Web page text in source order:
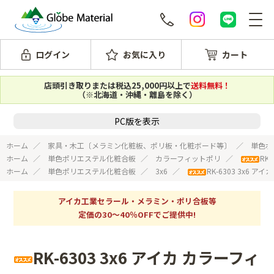
ログイン お気に入り カート
店頭引き取りまたは税込25,000円以上で送料無料！
（※北海道・沖縄・離島を除く）
PC版を表示
ホーム 家具・木工〔メラミン化粧板、ポリ板・化粧ボード等〕
単色
ホーム
単色ポリエステル化粧合板 カラーフィットポリ
ホーム
単色ポリエステル化粧合板 3x6 RK-6303 3x6 アイ
アイカ工業セラール・メラミン・ポリ合板等
定価の30～40％OFFでご提供中!
RK-6303 3x6 アイカ カラーフィ